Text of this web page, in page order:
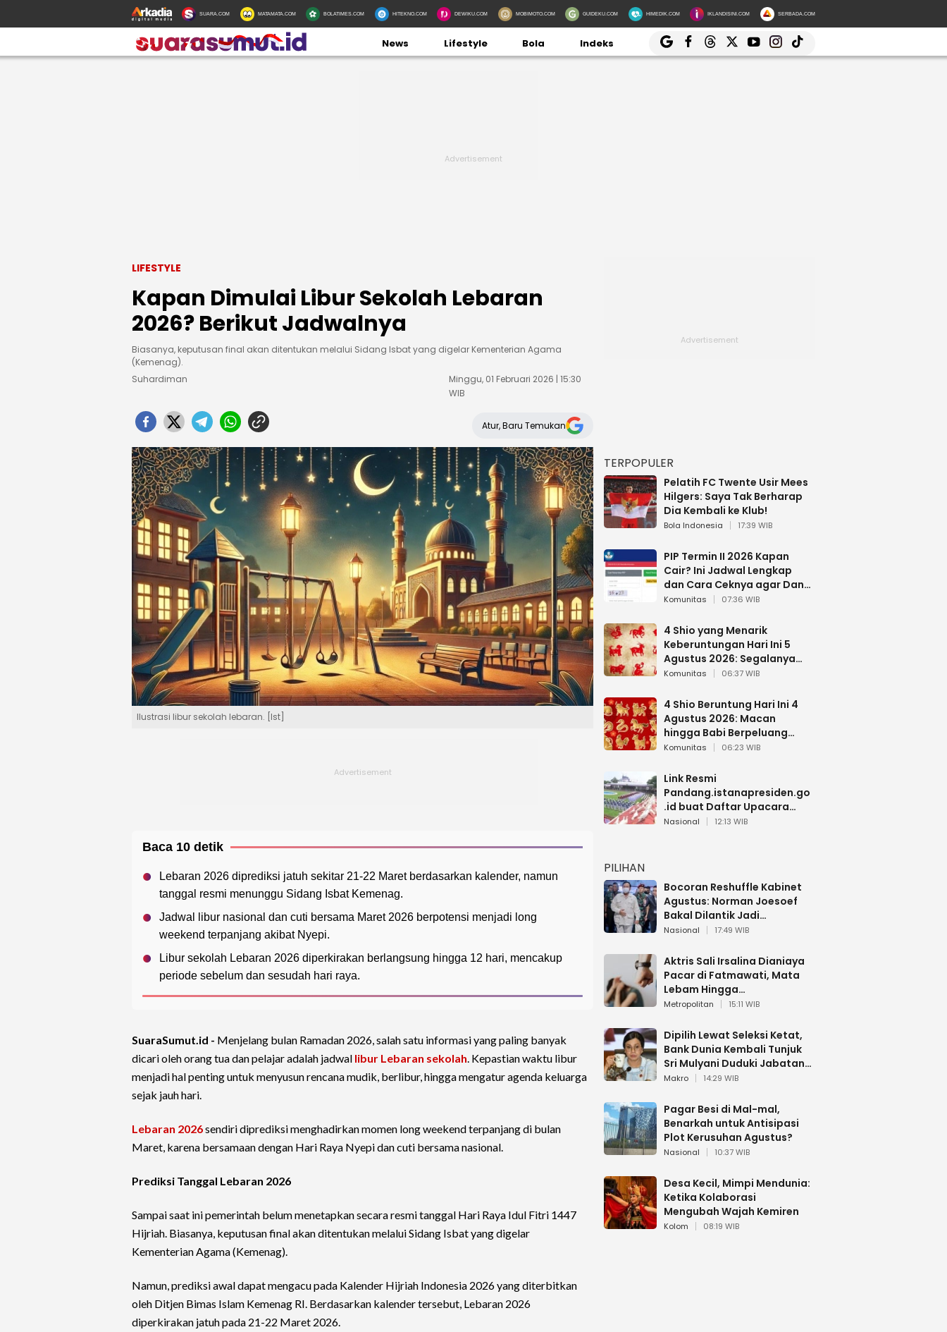
SUARA.COM MATAMATA.COM BOLATIMES.COM HITEKNO.COM DEWIKU.COM MOBIMOTO.COM GUIDEKU.COM HIMEDIK.COM IKLANDISINI.COM SERBADA.COM
News Lifestyle Bola Indeks
LIFESTYLE
Kapan Dimulai Libur Sekolah Lebaran
2026? Berikut Jadwalnya
Biasanya, keputusan final akan ditentukan melalui Sidang Isbat yang digelar Kementerian Agama
(Kemenag).
Suhardiman
Minggu, 01 Februari 2026 | 15:30
WIB
Atur, Baru Temukan
Ilustrasi libur sekolah lebaran. [Ist]
Baca 10 detik
Lebaran 2026 diprediksi jatuh sekitar 21-22 Maret berdasarkan kalender, namun
tanggal resmi menunggu Sidang Isbat Kemenag.
Jadwal libur nasional dan cuti bersama Maret 2026 berpotensi menjadi long
weekend terpanjang akibat Nyepi.
Libur sekolah Lebaran 2026 diperkirakan berlangsung hingga 12 hari, mencakup
periode sebelum dan sesudah hari raya.
SuaraSumut.id - Menjelang bulan Ramadan 2026, salah satu informasi yang paling banyak
dicari oleh orang tua dan pelajar adalah jadwal libur Lebaran sekolah. Kepastian waktu libur
menjadi hal penting untuk menyusun rencana mudik, berlibur, hingga mengatur agenda keluarga
sejak jauh hari.
Lebaran 2026sendiri diprediksi menghadirkan momen long weekend terpanjang di bulan
Maret, karena bersamaan dengan Hari Raya Nyepi dan cuti bersama nasional.
Prediksi Tanggal Lebaran 2026
Sampai saat ini pemerintah belum menetapkan secara resmi tanggal Hari Raya Idul Fitri 1447
Hijriah. Biasanya, keputusan final akan ditentukan melalui Sidang Isbat yang digelar
Kementerian Agama (Kemenag).
Namun, prediksi awal dapat mengacu pada Kalender Hijriah Indonesia 2026 yang diterbitkan
oleh Ditjen Bimas Islam Kemenag RI. Berdasarkan kalender tersebut, Lebaran 2026
diperkirakan jatuh pada 21-22 Maret 2026.
TERPOPULER
Pelatih FC Twente Usir Mees
Hilgers: Saya Tak Berharap
Dia Kembali ke Klub!
Bola Indonesia 17:39 WIB
PIP Termin II 2026 Kapan
Cair? Ini Jadwal Lengkap
dan Cara Ceknya agar Dana
Tidak Hangus!
Komunitas 07:36 WIB
4 Shio yang Menarik
Keberuntungan Hari Ini 5
Agustus 2026: Segalanya
Berjalan Lancar
Komunitas 06:37 WIB
4 Shio Beruntung Hari Ini 4
Agustus 2026: Macan
hingga Babi Berpeluang
Dapat Kabar Baik
Komunitas 06:23 WIB
Link Resmi
Pandang.istanapresiden.go
.id buat Daftar Upacara
Bendera HUT RI di Istana
Nasional 12:13 WIB
PILIHAN
Bocoran Reshuffle Kabinet
Agustus: Norman Joesoef
Bakal Dilantik Jadi
Wamenhan RI
Nasional 17:49 WIB
Aktris Sali Irsalina Dianiaya
Pacar di Fatmawati, Mata
Lebam Hingga
Diselamatkan Polantas
Metropolitan 15:11 WIB
Dipilih Lewat Seleksi Ketat,
Bank Dunia Kembali Tunjuk
Sri Mulyani Duduki Jabatan
Strategis
Makro 14:29 WIB
Pagar Besi di Mal-mal,
Benarkah untuk Antisipasi
Plot Kerusuhan Agustus?
Nasional 10:37 WIB
Desa Kecil, Mimpi Mendunia:
Ketika Kolaborasi
Mengubah Wajah Kemiren
Kolom 08:19 WIB